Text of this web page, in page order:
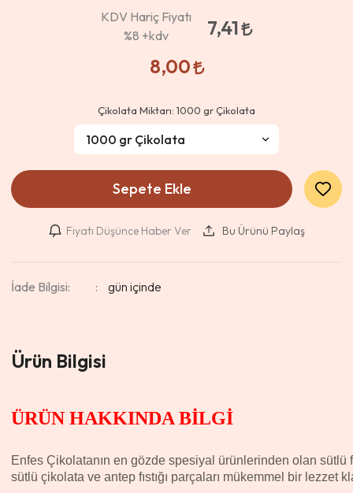
KDV Hariç Fiyatı
%8 +kdv
7,41
8,00
Çikolata Miktarı: 1000 gr Çikolata
Sepete Ekle
Fiyatı Düşünce Haber Ver Bu Ürünü Paylaş
İade Bilgisi:
Ürün Bilgisi
ÜRÜN HAKKINDA BİLGİ
Enfes Çikolatanın en gözde spesiyal ürünlerinden olan sütlü
sütlü çikolata ve antep fıstığı parçaları mükemmel bir lezzet